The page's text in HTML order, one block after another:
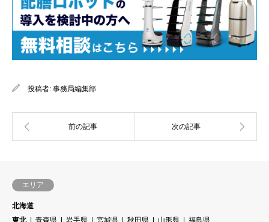
投稿者: 事務局編集部
エリア
北海道
東北
青森県 岩手県 宮城県 秋田県 山形県
福島県